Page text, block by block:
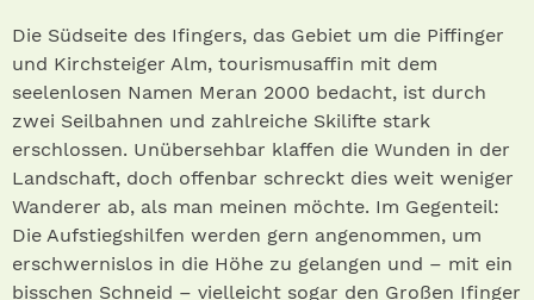
Die Südseite des Ifingers, das Gebiet um die Piffinger
und Kirchsteiger Alm, tourismusaffin mit dem
seelenlosen Namen Meran 2000 bedacht, ist durch
zwei Seilbahnen und zahlreiche Skilifte stark
erschlossen. Unübersehbar klaffen die Wunden in der
Landschaft, doch offenbar schreckt dies weit weniger
Wanderer ab, als man meinen möchte. Im Gegenteil:
Die Aufstiegshilfen werden gern angenommen, um
erschwernislos in die Höhe zu gelangen und – mit ein
bisschen Schneid – vielleicht sogar den Großen Ifinger